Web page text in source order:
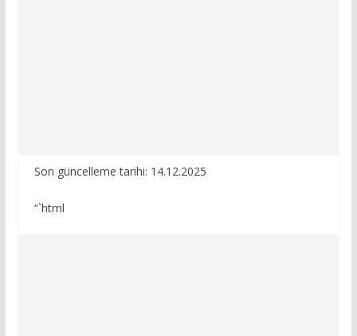
Son güncelleme tarihi: 14.12.2025
“`html